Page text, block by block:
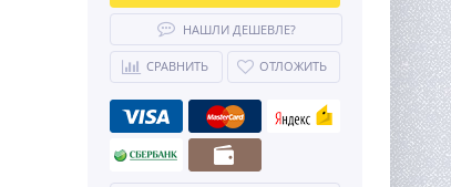
НАШЛИ ДЕШЕВЛЕ?
СРАВНИТЬ ОТЛОЖИТЬ